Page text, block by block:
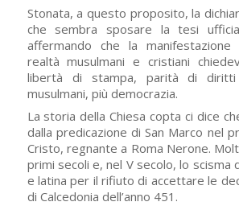
Stonata, a questo proposito, la
che sembra sposare la tesi
affermando che la
realtà musulmani e cristiani
libertà di stampa, parità di
musulmani, più democrazia.
La storia della Chiesa copta ci dice
dalla predicazione di San Marco nel
Cristo, regnante a Roma Nerone.
primi secoli e, nel V secolo, lo scisma
e latina per il rifiuto di accettare le
di Calcedonia dell’anno 451.